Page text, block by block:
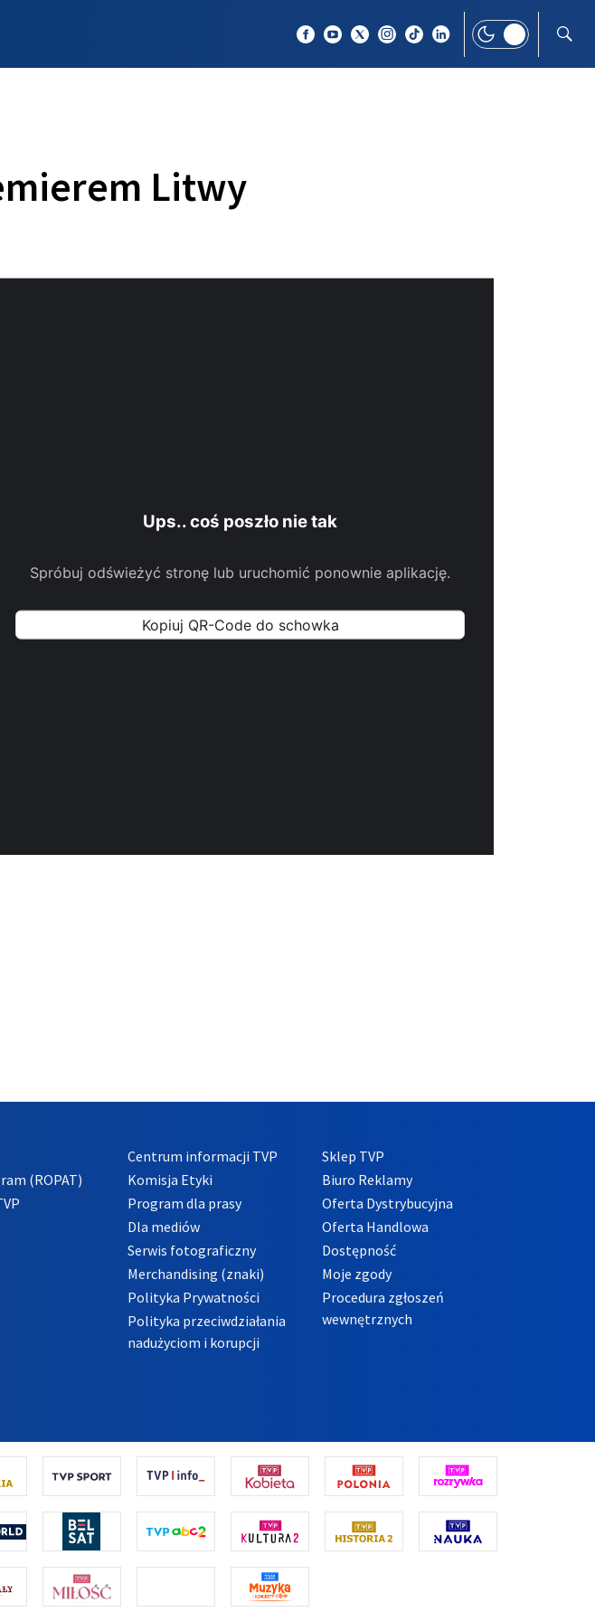
Litwy
(ROPAT)
Centrum informacji TVP
Komisja Etyki
Program dla prasy
Dla mediów
Serwis fotograficzny
Merchandising (znaki)
Polityka Prywatności
Polityka przeciwdziałania
nadużyciom i korupcji
Sklep TVP
Biuro Reklamy
Oferta Dystrybucyjna
Oferta Handlowa
Dostępność
Moje zgody
Procedura zgłoszeń
wewnętrznych